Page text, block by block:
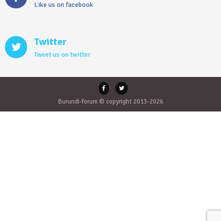
Like us on facebook
Twitter
Tweet us on twitter
Burundi-forum © copyright 2013-2026